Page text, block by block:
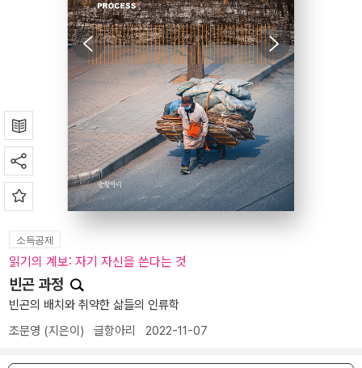
소득공제
읽기의 계보: 자기 자신을 쓴다는 것
빈곤 과정
빈곤의 배치와 취약한 삶들의 인류학
조문영 (지은이) 글항아리 2022-11-07